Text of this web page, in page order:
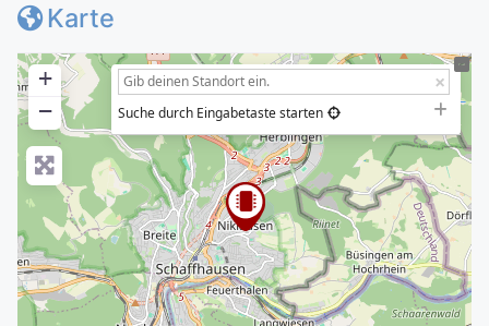
Karte
+
−
Suche durch Eingabetaste starten